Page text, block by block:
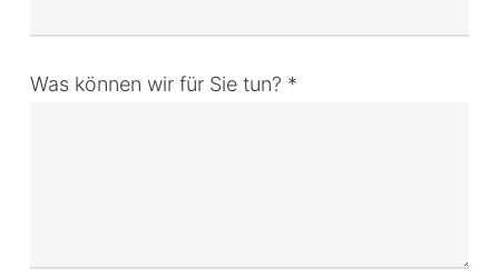
Was können wir für Sie tun? *